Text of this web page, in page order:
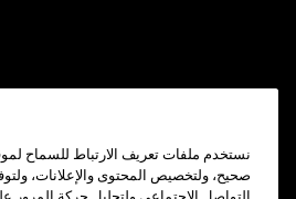
نستخدم ملفات تعريف الارتباط للسماح
صحيح، ولتخصيص المحتوى والإعلانات،